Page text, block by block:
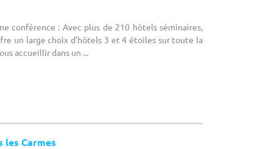
conférence : Avec plus de 210 hôtels séminaires,
un large choix d’hôtels 3 et 4 étoiles sur toute la
accueillir dans un ...
les Carmes